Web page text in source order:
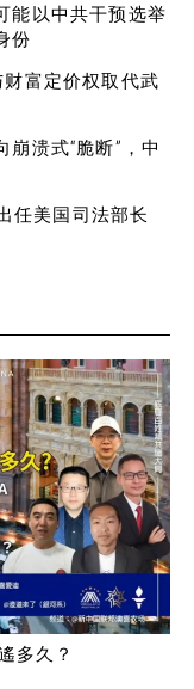
能以中共干预选举
份
富定价权取代武
溃式“脆断”，中
任美国司法部长
多久？